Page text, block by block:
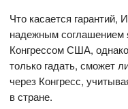
Что касается гарантий,
надежным соглашением
Конгрессом США,
только гадать, сможет
через Конгресс,
в стране.